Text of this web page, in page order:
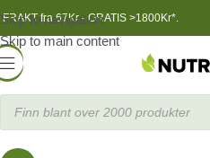
Skip to navigation
Skip to main content
FRAKT fra 67Kr - GRATIS >1800Kr*.
Helsekost»Blood sugar Support,